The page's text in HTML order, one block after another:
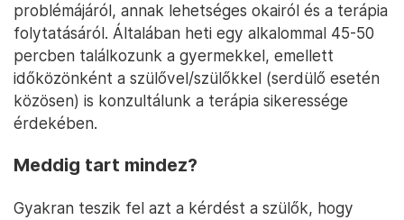
problémájáról, annak lehetséges okairól és a terápia
folytatásáról. Általában heti egy alkalommal 45-50
percben találkozunk a gyermekkel, emellett
időközönként a szülővel/szülőkkel (serdülő esetén
közösen) is konzultálunk a terápia sikeressége
érdekében.
Meddig tart mindez?
Gyakran teszik fel azt a kérdést a szülők, hogy